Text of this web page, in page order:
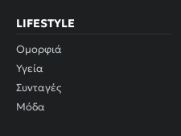
LIFESTYLE
Ομορφιά
Υγεία
Συνταγές
Μόδα